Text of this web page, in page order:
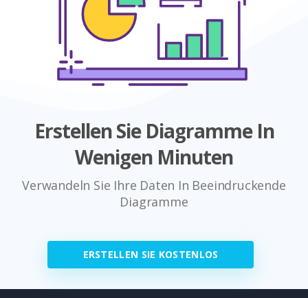
Erstellen Sie Diagramme In
Wenigen Minuten
Verwandeln Sie Ihre Daten In Beeindruckende
Diagramme
ERSTELLEN SIE KOSTENLOS